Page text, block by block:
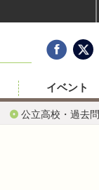
公立高校・過去問
イベント